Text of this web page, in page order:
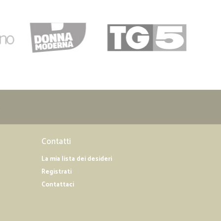
e puntuale, prodotti ben imballati.
Contatti
La mia lista dei desideri
Registrati
Contattaci